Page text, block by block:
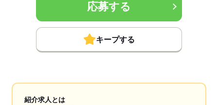
応募する
キープする
紹介求人とは